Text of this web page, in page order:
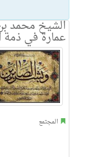
الشيخ محمد
عمارة في ذمة
المجتمع